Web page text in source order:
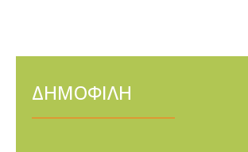
ΔΗΜΟΦΙΛΗ